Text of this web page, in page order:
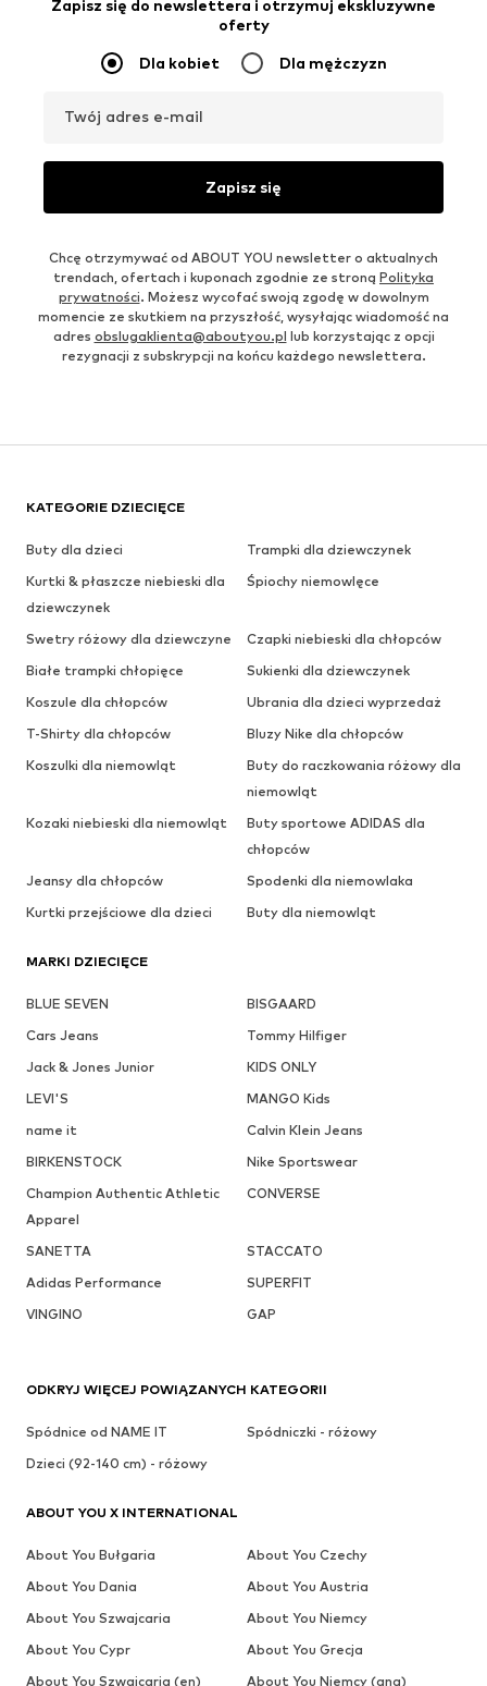
Zapisz się do newslettera i otrzymuj ekskluzywne
oferty
Dla kobiet Dla mężczyzn
Twój adres e-mail
Zapisz się
Chcę otrzymywać od ABOUT YOU newsletter o aktualnych
trendach, ofertach i kuponach zgodnie ze stroną Polityka
prywatności. Możesz wycofać swoją zgodę w dowolnym
momencie ze skutkiem na przyszłość, wysyłając wiadomość na
adres obslugaklienta@aboutyou.pl lub korzystając z opcji
rezygnacji z subskrypcji na końcu każdego newslettera.
KATEGORIE DZIECIĘCE
Buty dla dzieci
Trampki dla dziewczynek
Kurtki & płaszcze niebieski dla
dziewczynek
Śpiochy niemowlęce
Swetry różowy dla dziewczyne
Czapki niebieski dla chłopców
Białe trampki chłopięce
Sukienki dla dziewczynek
Koszule dla chłopców
Ubrania dla dzieci wyprzedaż
T-Shirty dla chłopców
Bluzy Nike dla chłopców
Koszulki dla niemowląt
Buty do raczkowania różowy dla
niemowląt
Kozaki niebieski dla niemowląt
Buty sportowe ADIDAS dla
chłopców
Jeansy dla chłopców
Spodenki dla niemowlaka
Kurtki przejściowe dla dzieci
Buty dla niemowląt
MARKI DZIECIĘCE
BLUE SEVEN
BISGAARD
Cars Jeans
Tommy Hilfiger
Jack & Jones Junior
KIDS ONLY
LEVI'S
MANGO Kids
name it
Calvin Klein Jeans
BIRKENSTOCK
Nike Sportswear
Champion Authentic Athletic
Apparel
CONVERSE
SANETTA
STACCATO
Adidas Performance
SUPERFIT
VINGINO
GAP
ODKRYJ WIĘCEJ POWIĄZANYCH KATEGORII
Spódnice od NAME IT
Spódniczki - różowy
Dzieci (92-140 cm) - różowy
ABOUT YOU X INTERNATIONAL
About You Bułgaria
About You Czechy
About You Dania
About You Austria
About You Szwajcaria
About You Niemcy
About You Cypr
About You Grecja
About You Szwajcaria (en)
About You Niemcy (ang)